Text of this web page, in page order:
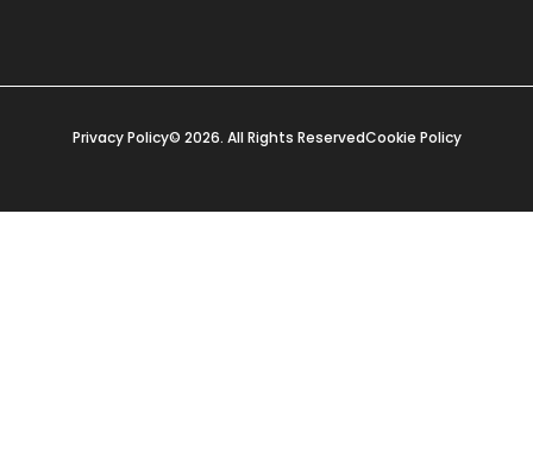
Privacy Policy© 2026. All Rights ReservedCookie Policy